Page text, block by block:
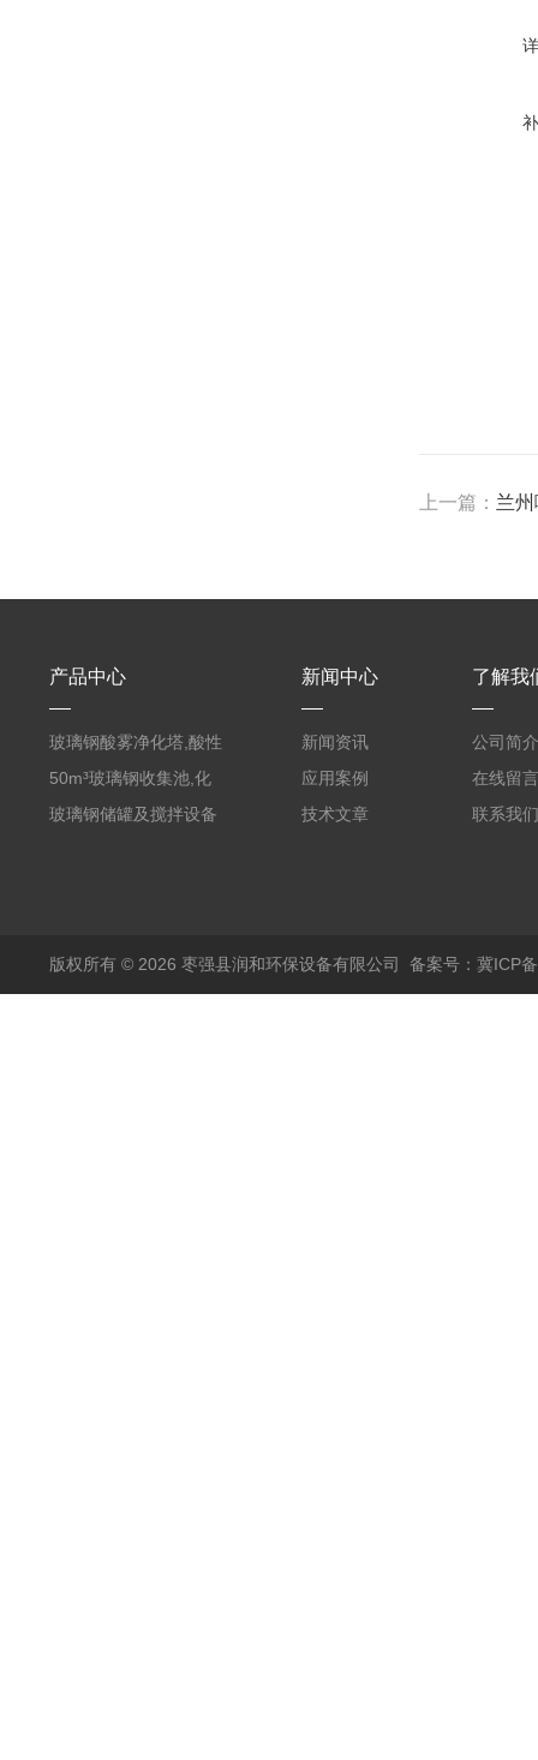
上一篇： 兰
产品中心
玻璃钢酸雾净化塔,酸性
废气洗涤塔处理工艺
50m³玻璃钢收集池,化
粪罐
玻璃钢储罐及搅拌设备
新闻中心
新闻资讯
应用案例
技术文章
了解我
公司简介
在线留言
联系我们
版权所有 © 2026 枣强县润和环保设备有限公司 备案号：冀ICP